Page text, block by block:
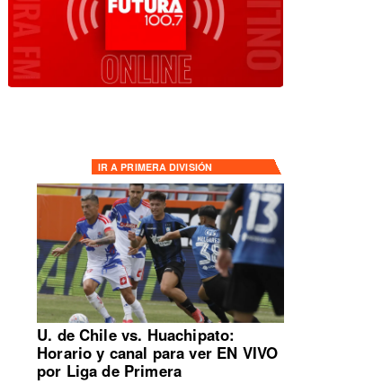
IR A PRIMERA DIVISIÓN
U. de Chile vs. Huachipato:
Horario y canal para ver EN VIVO
por Liga de Primera